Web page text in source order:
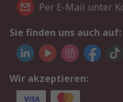
Per E-Mail unter
Sie finden uns auch auf:
Wir akzeptieren: